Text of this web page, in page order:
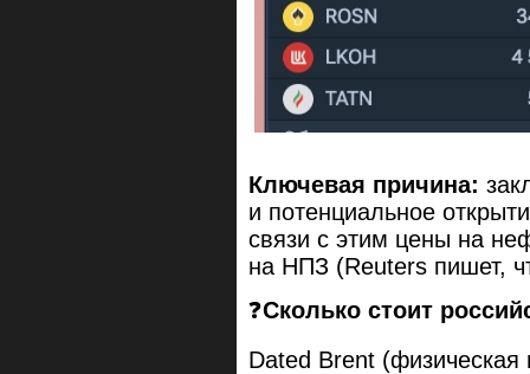
Ключевая причина:
и потенциальное
связи с этим цены на
на НПЗ (Reuters пишет,
❓Сколько стоит
Dated Brent